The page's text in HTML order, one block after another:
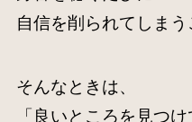
自信を削られてしまう
そんなときは、
「良いところを見つ